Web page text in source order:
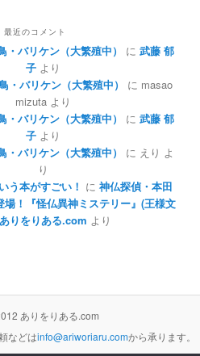
最近のコメント
バリケン（大繁殖中） に 武藤 郁
子 より
・バリケン（大繁殖中）
に masao
mizuta より
バリケン（大繁殖中）
に 武藤 郁
子 より
バリケン（大繁殖中）
に えり よ
り
う本がすごい！ に 神仏探偵・本田
場！『怪仏異神ミステリー』(王様文
りをりある.com より
ありをりある.com
などはinfo@ariworiaru.comから承ります。